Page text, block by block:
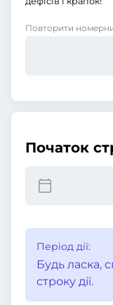
Повторити
Початок
Період дії:
Будь ласка,
строку дії.